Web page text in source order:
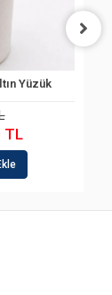
Dalgalı 14